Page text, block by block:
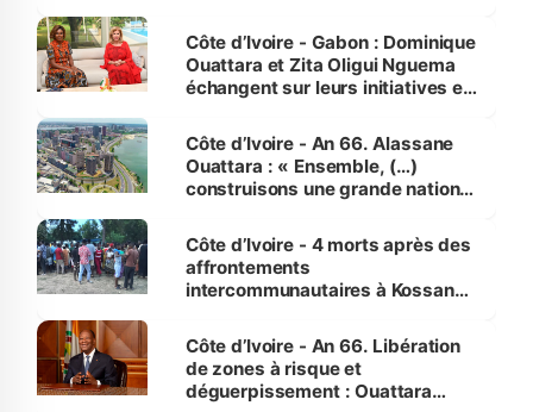
Côte d’Ivoire - Gabon : Dominique
Ouattara et Zita Oligui Nguema
échangent sur leurs initiatives en
enfants
Côte d’Ivoire - An 66. Alassane
Ouattara : « Ensemble, (…)
construisons une grande nation
générations futures »
Côte d’Ivoire - 4 morts après des
affrontements
intercommunautaires à Kossandji
milieu des sinistrés
Côte d’Ivoire - An 66. Libération
de zones à risque et
déguerpissement : Ouattara